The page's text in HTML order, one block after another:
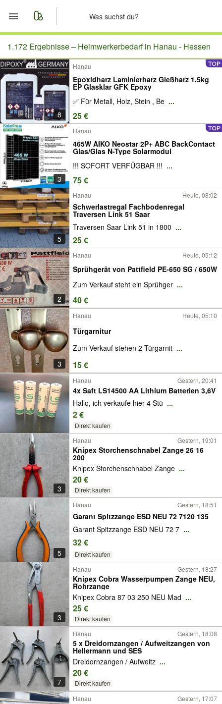
Start
Merkliste
Nachrichten
Anzeige aufgeben
1.172 Ergebnisse – Heimwerkerbedarf in Hanau - Hessen
8
Hanau
Epoxidharz Laminierharz Gießharz 1,5kg
EP Glasklar GFK Epoxy
✅ Für Metall, Holz, Stein , Be ...
25 €
3
Hanau
465W AIKO Neostar 2P+ ABC BackContact
Glas/Glas N-Type Solarmodul
!!! SOFORT VERFÜGBAR !!! ...
75 €
5
Hanau Heute, 08:02
Schwerlastregal Fachbodenregal
Traversen Link 51 Saar
Traversen Saar Link 51 in 1800 ...
25 €
2
Hanau Heute, 05:12
Sprühgerät von Pattfield PE-650 SG / 650W
Zum Verkauf steht ein Sprühger ...
40 €
3
Hanau Heute, 05:10
Türgarnitur
Zum Verkauf stehen 2 Türgarnit ...
15 €
Hanau Gestern, 20:41
4x Saft LS14500 AA Lithium Batterien 3,6V
Hallo, ich verkaufe hier 4 Stü ...
2 €
Direkt kaufen
3
Hanau Gestern, 19:01
Knipex Storchenschnabel Zange 26 16
200
Knipex Storchenschnabel Zange ...
20 €
Direkt kaufen
5
Hanau Gestern, 18:51
Garant Spitzzange ESD NEU 72 7120 135
Garant Spitzzange ESD NEU 72 7 ...
32 €
Direkt kaufen
3
Hanau Gestern, 18:27
Knipex Cobra Wasserpumpen Zange NEU,
Rohrzange
Knipex Cobra 87 03 250 NEU Mad ...
25 €
Direkt kaufen
7
Hanau Gestern, 18:08
5 x Dreidornzangen / Aufweitzangen von
Hellermann und SES
Dreidornzangen / Aufweitz ...
20 €
Direkt kaufen
Hanau Gestern, 17:07